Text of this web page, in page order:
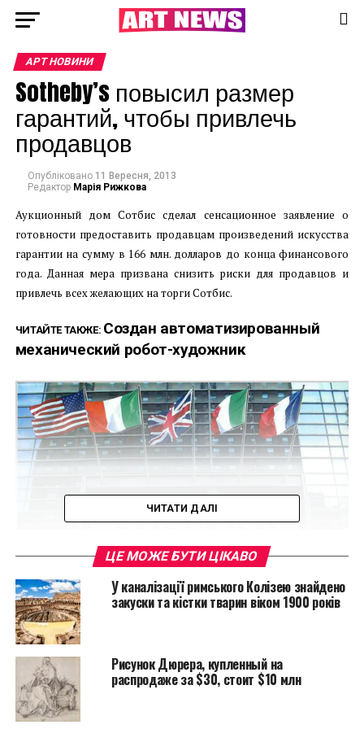
АРТ НОВИНИ
Sotheby’s повысил размер
гарантий, чтобы привлечь
продавцов
Опубліковано 11 Вересня, 2013
Редактор Марія Рижкова
Аукционный дом Сотбис сделал сенсационное заявление о
готовности предоставить продавцам произведений искусства
гарантии на сумму в 166 млн. долларов до конца финансового
года. Данная мера призвана снизить риски для продавцов и
привлечь всех желающих на торги Сотбис.
ЧИТАЙТЕ ТАКЖЕ: Создан автоматизированный
механический робот-художник
ЧИТАТИ ДАЛІ
ЦЕ МОЖЕ БУТИ ЦІКАВО
У каналізації римського Колізею знайдено
закуски та кістки тварин віком 1900 років
Рисунок Дюрера, купленный на
распродаже за $30, стоит $10 млн